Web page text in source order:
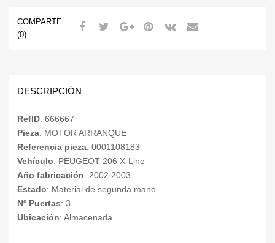
COMPARTE
(0)
DESCRIPCIÓN
RefID: 666667
Pieza: MOTOR ARRANQUE
Referencia pieza: 0001108183
Vehículo: PEUGEOT 206 X-Line
Año fabricación: 2002 2003
Estado: Material de segunda mano
Nº Puertas: 3
Ubicación: Almacenada